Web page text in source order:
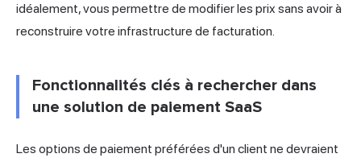
idéalement, vous permettre de modifier les prix sans avoir à
reconstruire votre infrastructure de facturation.
Fonctionnalités clés à rechercher dans
une solution de paiement SaaS
Les options de paiement préférées d'un client ne devraient